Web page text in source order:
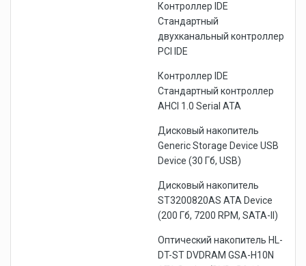
Контроллер IDE
Стандартный
двухканальный контроллер
PCI IDE
Контроллер IDE
Стандартный контроллер
AHCI 1.0 Serial ATA
Дисковый накопитель
Generic Storage Device USB
Device (30 Гб, USB)
Дисковый накопитель
ST3200820AS ATA Device
(200 Гб, 7200 RPM, SATA-II)
Оптический накопитель HL-
DT-ST DVDRAM GSA-H10N